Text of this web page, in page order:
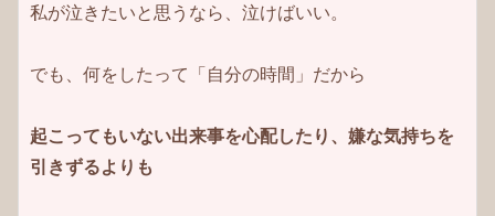
私が泣きたいと思うなら、泣けばいい。
でも、何をしたって「自分の時間」だから
起こってもいない出来事を心配したり、嫌な気持ちを